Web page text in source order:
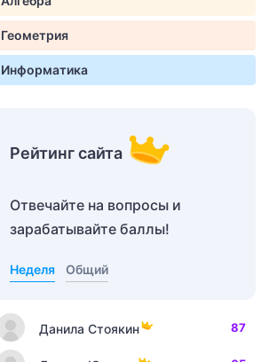
Геометрия
Информатика
Рейтинг сайта
Отвечайте на вопросы и
зарабатывайте баллы!
Неделя Общий
Данила Стоякин 87